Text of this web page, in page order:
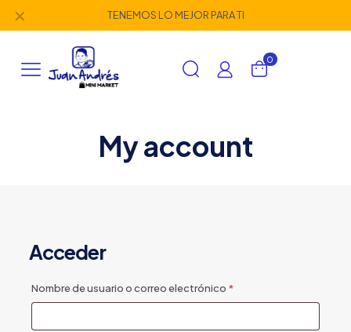
TENEMOS LO MEJOR PARA TI
✕
0
My account
Acceder
Nombre de usuario o correo electrónico *Obligatorio